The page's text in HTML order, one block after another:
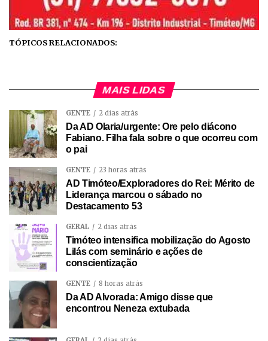
TÓPICOS RELACIONADOS:
MAIS LIDAS
GENTE 2 dias atrás
Da AD Olaria/urgente: Ore pelo diácono
Fabiano. Filha fala sobre o que ocorreu com
o pai
GENTE 23 horas atrás
AD Timóteo/Exploradores do Rei: Mérito de
Liderança marcou o sábado no
Destacamento 53
GERAL 2 dias atrás
Timóteo intensifica mobilização do Agosto
Lilás com seminário e ações de
conscientização
GENTE 8 horas atrás
Da AD Alvorada: Amigo disse que
encontrou Neneza extubada